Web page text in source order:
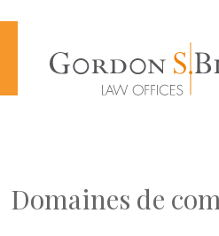
Domaines de